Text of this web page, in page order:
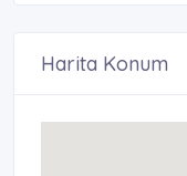
Harita Konum